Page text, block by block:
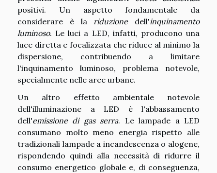
positivi. Un aspetto fondamentale da
considerare è lariduzionedell'inquinamento
luminoso. Le luci a LED, infatti, producono una
luce diretta e focalizzata che riduce al minimo la
dispersione, contribuendo a limitare
l'inquinamento luminoso, problema notevole,
specialmente nelle aree urbane.
Un altro effetto ambientale notevole
dell'illuminazione a LED è l'abbassamento
dell'emissione di gas serra. Le lampade a LED
consumano molto meno energia rispetto alle
tradizionali lampade a incandescenza o alogene,
rispondendo quindi alla necessità di ridurre il
consumo energetico globale e, di conseguenza,